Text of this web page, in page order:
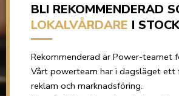
BLI REKOMMENDERAD
LOKALVÅRDARE I
Rekommenderad är Power-teamet
Vårt powerteam har i dagsläget ett
reklam och marknadsföring.